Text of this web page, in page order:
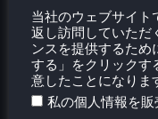
Steam
Steam Controller
Steam Frame
Steam Machine
SteamOS
The Unsupported
当社のウェブサイト
返し訪問していただ
ンスを提供するた
する」をクリックす
意したことになりま
私の個人情報を